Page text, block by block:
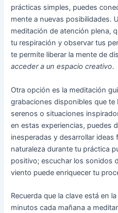
prácticas simples, puedes
mente a nuevas posibilidades.
meditación de atención plena,
tu respiración y observar tus
te permite liberar la mente de
acceder a un espacio creativo.
Otra opción es la meditación
grabaciones disponibles que te
serenos o situaciones
en estas experiencias, puedes
inesperadas y desarrollar ideas
naturaleza durante tu práctica
positivo; escuchar los sonidos
viento puede enriquecer tu
Recuerda que la clave está en
minutos cada mañana a